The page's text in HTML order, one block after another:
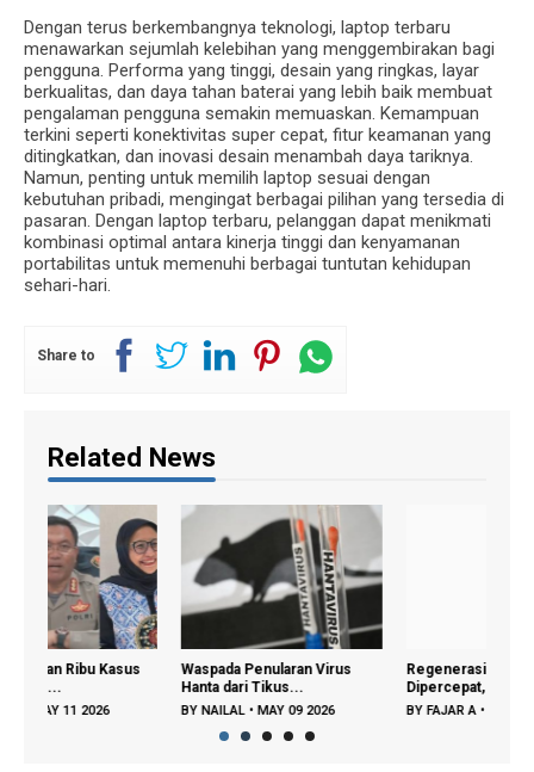
Dengan terus berkembangnya teknologi, laptop terbaru
menawarkan sejumlah kelebihan yang menggembirakan bagi
pengguna. Performa yang tinggi, desain yang ringkas, layar
berkualitas, dan daya tahan baterai yang lebih baik membuat
pengalaman pengguna semakin memuaskan. Kemampuan
terkini seperti konektivitas super cepat, fitur keamanan yang
ditingkatkan, dan inovasi desain menambah daya tariknya.
Namun, penting untuk memilih laptop sesuai dengan
kebutuhan pribadi, mengingat berbagai pilihan yang tersedia di
pasaran. Dengan laptop terbaru, pelanggan dapat menikmati
kombinasi optimal antara kinerja tinggi dan kenyamanan
portabilitas untuk memenuhi berbagai tuntutan kehidupan
sehari-hari.
Share to
Related News
Waspada Penularan Virus
Hanta dari Tikus...
BYNAILAL MAY 09 2026
Regenerasi Petani Muda
Dipercepat, Menta...
BYFAJAR A DEC 22 2025